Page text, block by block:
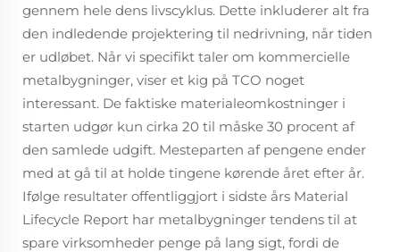
gennem hele dens livscyklus. Dette inkluderer alt fra
den indledende projektering til nedrivning, når tiden
er udløbet. Når vi specifikt taler om kommercielle
metalbygninger, viser et kig på TCO noget
interessant. De faktiske materialeomkostninger i
starten udgør kun cirka 20 til måske 30 procent af
den samlede udgift. Mesteparten af pengene ender
med at gå til at holde tingene kørende året efter år.
Ifølge resultater offentliggjort i sidste års Material
Lifecycle Report har metalbygninger tendens til at
spare virksomheder penge på lang sigt, fordi de